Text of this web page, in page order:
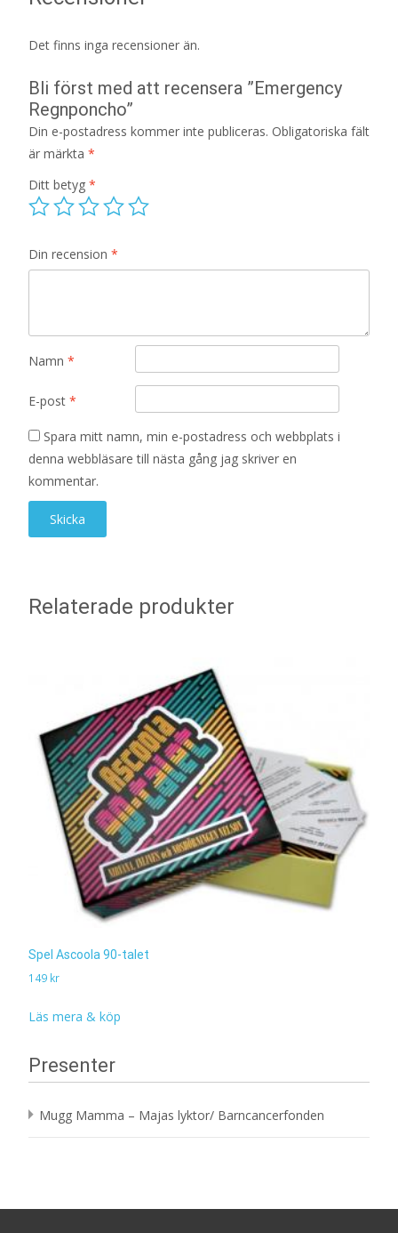
Det finns inga recensioner än.
Bli först med att recensera ”Emergency
Regnponcho”
Din e-postadress kommer inte publiceras. Obligatoriska fält
är märkta *
Ditt betyg *
Din recension *
Namn *
E-post *
Spara mitt namn, min e-postadress och webbplats i
denna webbläsare till nästa gång jag skriver en
kommentar.
Relaterade produkter
Spel Ascoola 90-talet
149 kr
Läs mera & köp
Presenter
Mugg Mamma – Majas lyktor/ Barncancerfonden